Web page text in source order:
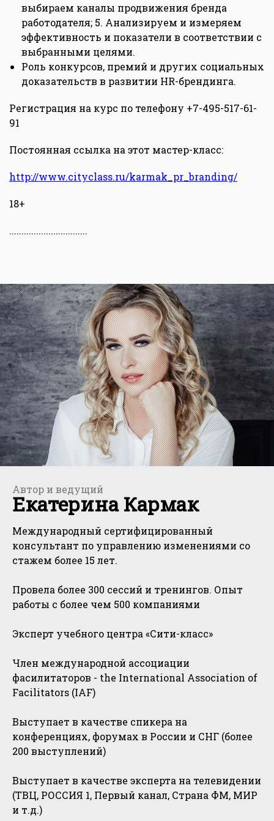
выбираем каналы продвижения бренда
работодателя; 5. Анализируем и измеряем
эффективность и показатели в соответствии с
выбранными целями.
Роль конкурсов, премий и других социальных
доказательств в развитии HR-брендинга.
Регистрация на курс по телефону +7-495-517-61-
91
Постоянная ссылка на этот мастер-класс:
http://www.cityclass.ru/karmak_pr_branding/
18+
................................
Автор и ведущий
Екатерина Кармак
Международный сертифицированный
консультант по управлению изменениями со
стажем более 15 лет.
Провела более 300 сессий и тренингов. Опыт
работы с более чем 500 компаниями
Эксперт учебного центра «Сити-класс»
Член международной ассоциации
фасилитаторов - the International Association of
Facilitators (IAF)
Выступает в качестве спикера на
конференциях, форумах в России и СНГ (более
200 выступлений)
Выступает в качестве эксперта на телевидении
(ТВЦ, РОССИЯ 1, Первый канал, Страна ФМ, МИР
и т.д.)